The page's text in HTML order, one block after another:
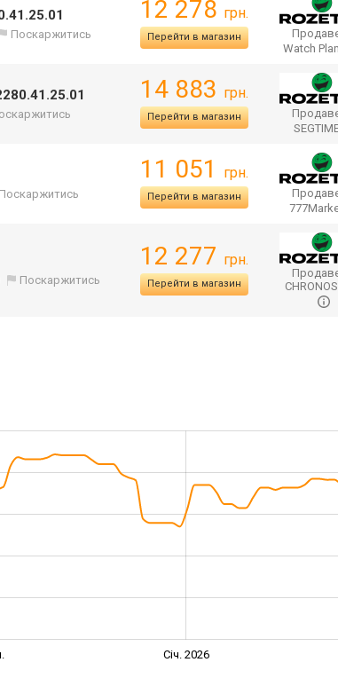
Поскаржитись
12 278 грн.
Перейти в магазин
Watch
14 883 грн.
Перейти в магазин
Поскаржитись
11 051 грн.
Перейти в магазин
Поскаржитись
12 277 грн.
Перейти в магазин
Січ. 2026